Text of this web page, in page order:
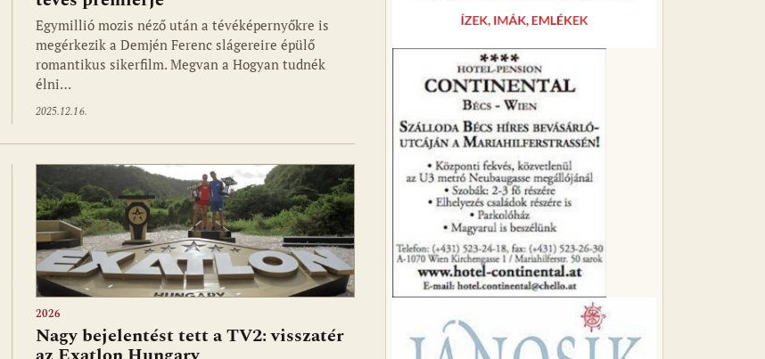
Egymillió mozis néző után a tévéképernyőkre is
megérkezik a Demjén Ferenc slágereire épülő
romantikus sikerfilm. Megvan a Hogyan tudnék
élni…
2025.12.16.
2026
Nagy bejelentést tett a TV2: visszatér